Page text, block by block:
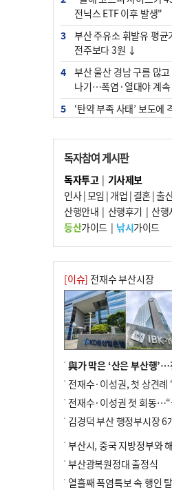
전닉스 ETF 이후 발생"
3
부산 주유소 휘발유 평
전주보다 3원 ↓
4
부산 울산 경남 구름 많
나기…폭염·열대야 계속
5
‘탄약 부족 사태’ 보도
물선 적발
7
백양산 고지대 마을우물
경위 이하 경찰 하위직 ‘
망…檢 기피와 대조
10 피란마을 67년 역사인데
미초 통폐합 기로
독자참여 게시판
독자투고| 기사제보
인사|모임 | 개업 | 결혼|출
산행안내 | 산행후기 | 산행
등산가이드| 낚시가이드
[이슈] 전재수 부산시장
부산시, 중국 지방정부와
부산광복원정대 출정식